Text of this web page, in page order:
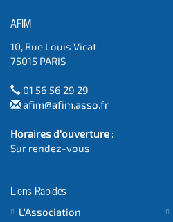
AFIM
10, Rue Louis Vicat
75015 PARIS
01 56 56 29 29
afim@afim.asso.fr
Horaires d'ouverture :
Sur rendez-vous
Liens Rapides
L'Association